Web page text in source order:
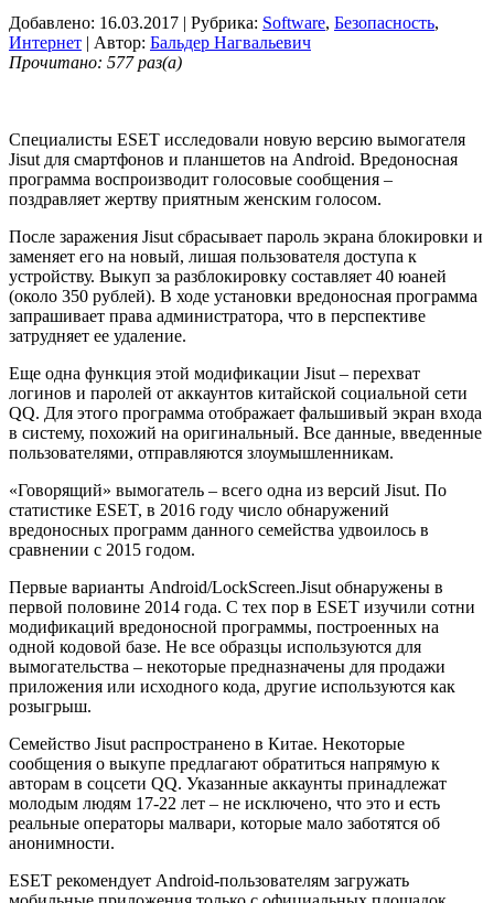
Добавлено: 16.03.2017 | Рубрика: Software, Безопасность,
Интернет | Автор: Бальдер Нагвальевич
Прочитано: 577 раз(а)
Специалисты ESET исследовали новую версию вымогателя
Jisut для смартфонов и планшетов на Android. Вредоносная
программа воспроизводит голосовые сообщения –
поздравляет жертву приятным женским голосом.
После заражения Jisut сбрасывает пароль экрана блокировки и
заменяет его на новый, лишая пользователя доступа к
устройству. Выкуп за разблокировку составляет 40 юаней
(около 350 рублей). В ходе установки вредоносная программа
запрашивает права администратора, что в перспективе
затрудняет ее удаление.
Еще одна функция этой модификации Jisut – перехват
логинов и паролей от аккаунтов китайской социальной сети
QQ. Для этого программа отображает фальшивый экран входа
в систему, похожий на оригинальный. Все данные, введенные
пользователями, отправляются злоумышленникам.
«Говорящий» вымогатель – всего одна из версий Jisut. По
статистике ESET, в 2016 году число обнаружений
вредоносных программ данного семейства удвоилось в
сравнении с 2015 годом.
Первые варианты Android/LockScreen.Jisut обнаружены в
первой половине 2014 года. С тех пор в ESET изучили сотни
модификаций вредоносной программы, построенных на
одной кодовой базе. Не все образцы используются для
вымогательства – некоторые предназначены для продажи
приложения или исходного кода, другие используются как
розыгрыш.
Семейство Jisut распространено в Китае. Некоторые
сообщения о выкупе предлагают обратиться напрямую к
авторам в соцсети QQ. Указанные аккаунты принадлежат
молодым людям 17-22 лет – не исключено, что это и есть
реальные операторы малвари, которые мало заботятся об
анонимности.
ESET рекомендует Android-пользователям загружать